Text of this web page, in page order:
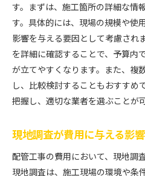
す。まずは、施工箇所の詳細な情
す。具体的には、現場の規模や使
影響を与える要因として考慮され
を詳細に確認することで、予算内
が立てやすくなります。また、複
し、比較検討することもおすすめ
把握し、適切な業者を選ぶことが
現地調査が費用に与える影響
配管工事の費用において、現地調
現地調査は、施工現場の環境や条